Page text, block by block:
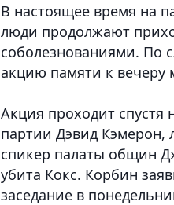
В настоящее время на
люди продолжают
соболезнованиями. По
акцию памяти к вечеру
Акция проходит спустя
партии Дэвид
спикер палаты общин
убита Кокс. Корбин
заседание в